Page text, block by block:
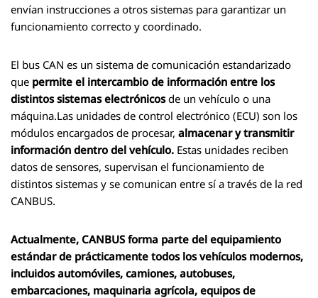
envían instrucciones a otros sistemas para garantizar un
funcionamiento correcto y coordinado.
El bus CAN es un sistema de comunicación estandarizado
que permite el intercambio de información entre los
distintos sistemas electrónicosde un vehículo o una
máquina.Las unidades de control electrónico (ECU) son los
módulos encargados de procesar, almacenar y transmitir
información dentro del vehículo. Estas unidades reciben
datos de sensores, supervisan el funcionamiento de
distintos sistemas y se comunican entre sí a través de la red
CANBUS.
Actualmente, CANBUS forma parte del equipamiento
estándar de prácticamente todos los vehículos modernos,
incluidos automóviles, camiones, autobuses,
embarcaciones, maquinaria agrícola, equipos de